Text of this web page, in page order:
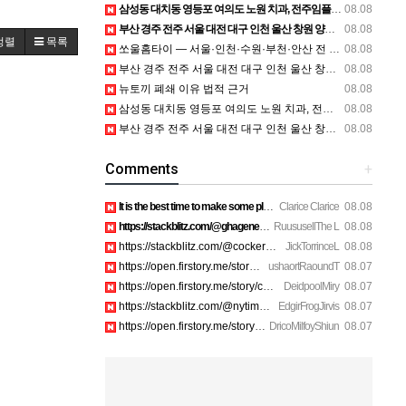
렬
목록
08.08
삼성동 대치동 영등포 여의도 노원 치과, 전주임플란트 대구정형외과 광주피부과 정보
08.08
부산 경주 전주 서울 대전 대구 인천 울산 창원 양산 포항 천안 평택 용인 고양 성남 수원 일수, 미용학원, 가족사진, 점집, 한복대여, 독학재수학원, 재회부적 정보
08.08
쏘울홈타이 — 서울·인천·수원·부천·안산 전 지역 출장 안마 안내
08.08
부산 경주 전주 서울 대전 대구 인천 울산 창원 양산 포항 천안 평택 용인 고양 성남 수원 일수, 미용학원, 가족사진, 점집, 한복대여, 독학재수학원, 재회부적 정보
08.08
뉴토끼 폐쇄 이유 법적 근거
08.08
삼성동 대치동 영등포 여의도 노원 치과, 전주임플란트 대구정형외과 광주피부과 정보
08.08
부산 경주 전주 서울 대전 대구 인천 울산 창원 양산 포항 천안 평택 용인 고양 성남 수원 일수, 미용학원, 가족사진, 점집, 한복대여, 독학재수학원, 재회부적 정보
+
Comments
Clarice Clarice 08.08
It is the best time to make some plans for the long run and …
RuususellThe L 08.08
https://stackblitz.com/@ghagenes74/collections/what-happens-…
JickTorrinceL 08.08
https://stackblitz.com/@cockerhanstartup/collections/help__-…
ushaortRaoundT 08.07
https://open.firstory.me/story/cmsip2pjw1a3701z6ftwa1gpl htt…
DeidpoolMiry 08.07
https://open.firstory.me/story/cmsiqku8m17ah01yqc4c6208e htt…
EdgirFrogJirvis 08.07
https://stackblitz.com/@nytimes/collections/how-to-turn-off-…
DricoMilfoyShiun 08.07
https://open.firstory.me/story/cmsiozsiy17o601yk4yp1bpeu htt…